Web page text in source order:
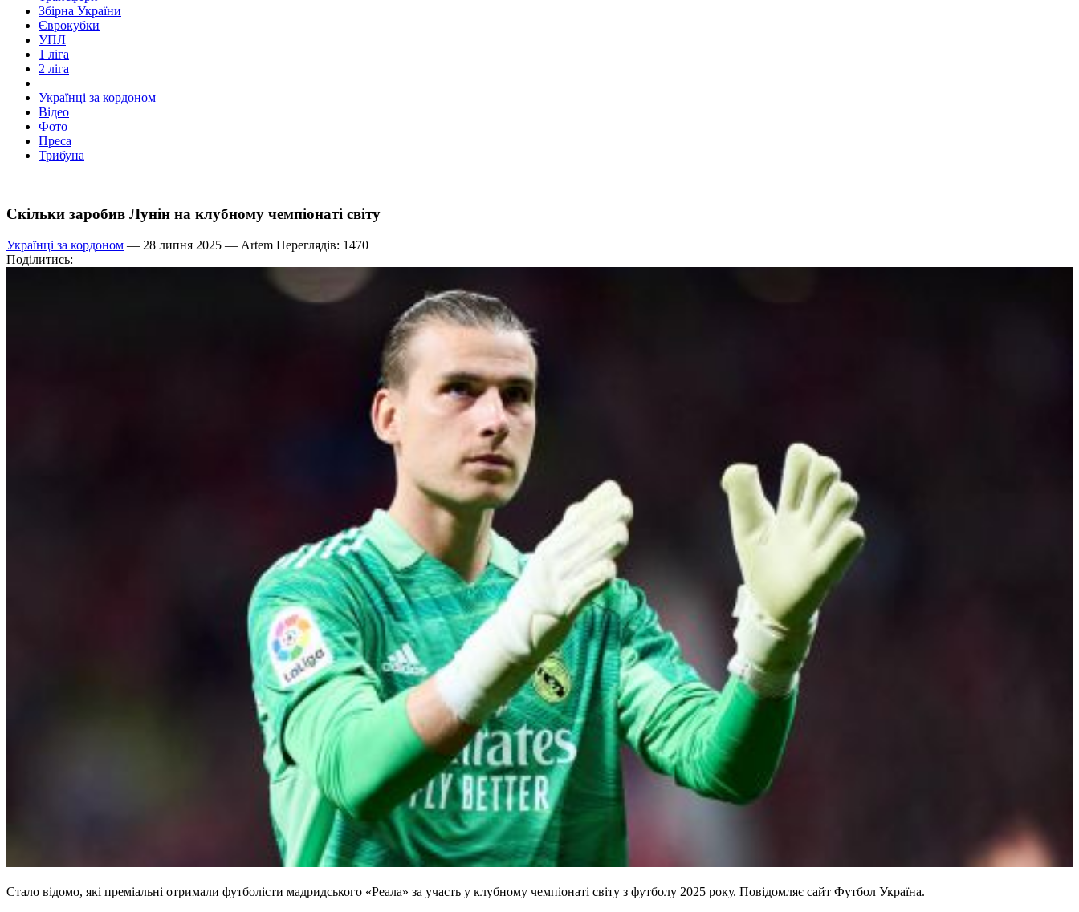
Збірна України
Єврокубки
УПЛ
1 ліга
2 ліга
Українці за кордоном
Відео
Фото
Преса
Трибуна
Скільки заробив Лунін на клубному чемпіонаті світу
Українці за кордоном — 28 липня 2025 — Artem Переглядів: 1470
Поділитись:
Стало відомо, які преміальні отримали футболісти мадридського «Реала» за участь у клубному чемпіонаті світу з футболу 2025 року. Повідомляє сайт Футбол Україна.